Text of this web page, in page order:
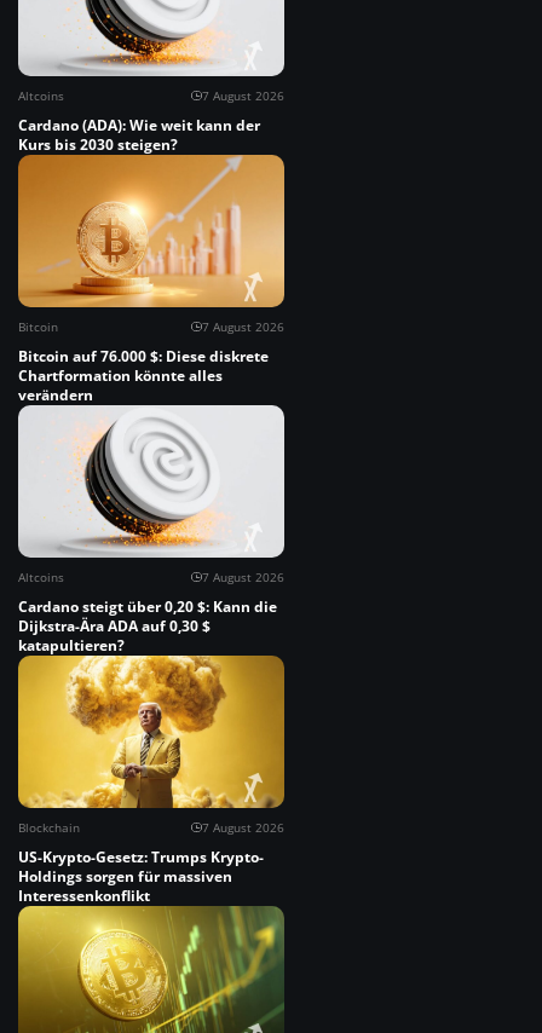
Altcoins 7 August 2026
Cardano (ADA): Wie weit kann der
Kurs bis 2030 steigen?
Bitcoin 7 August 2026
Bitcoin auf 76.000 $: Diese diskrete
Chartformation könnte alles
verändern
Altcoins 7 August 2026
Cardano steigt über 0,20 $: Kann die
Dijkstra-Ära ADA auf 0,30 $
katapultieren?
Blockchain 7 August 2026
US-Krypto-Gesetz: Trumps Krypto-
Holdings sorgen für massiven
Interessenkonflikt